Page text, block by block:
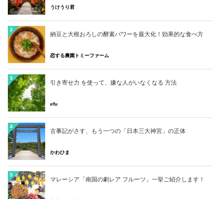
うけうり君
2
納豆と大根おろしの酵素パワーを最大化！効果的な食べ方
恋する農園トミーファーム
3
引き寄せ力 を使って、嫌な人がいなくなる 方法
efu
4
古事記がさす、もう一つの「日本三大神宮」の正体
かわひま
5
マレーシア「南国の劇レア フルーツ」一挙ご紹介します！